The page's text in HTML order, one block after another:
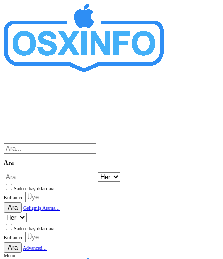
Ara
Sadece başlıkları ara
Kullanıcı:
Ara Gelişmiş Arama...
Sadece başlıkları ara
Kullanıcı:
Ara
Advanced...
Menü